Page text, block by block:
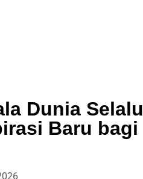
Dunia Selalu
Baru